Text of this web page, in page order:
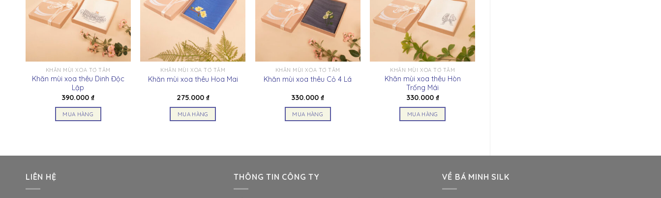
KHĂN MÙI XOA TƠ TẰM
Khăn mùi xoa thêu Dinh Độc
Lập
390.000₫
MUA HÀNG
KHĂN MÙI XOA TƠ TẰM
Khăn mùi xoa thêu Hoa Mai
275.000 ₫
MUA HÀNG
KHĂN MÙI XOA TƠ TẰM
Khăn mùi xoa thêu Cỏ 4 Lá
330.000₫
MUA HÀNG
biến
KHĂN MÙI XOA TƠ TẰM
Khăn mùi xoa thêu Hòn
Trống Mái
330.000 ₫
MUA HÀNG
LIÊN HỆ THÔNG TIN CÔNG TY VỀ BÁ MINH SILK